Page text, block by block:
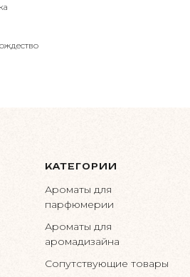
КАТЕГОРИИ
Ароматы для
парфюмерии
Ароматы для
аромадизайна
Сопутствующие товары